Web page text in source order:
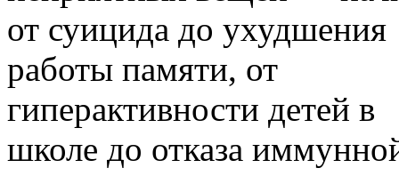
от суицида до ухудшения
работы памяти, от
гиперактивности детей в
школе до отказа